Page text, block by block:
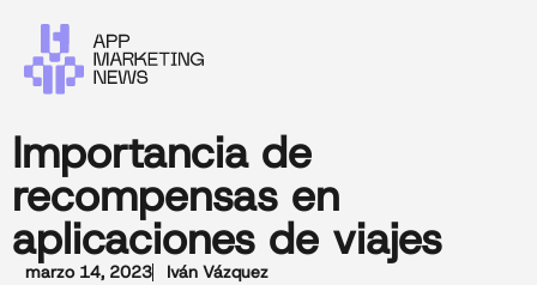
Importancia de
recompensas en
aplicaciones de viajes
marzo 14, 2023 Iván Vázquez